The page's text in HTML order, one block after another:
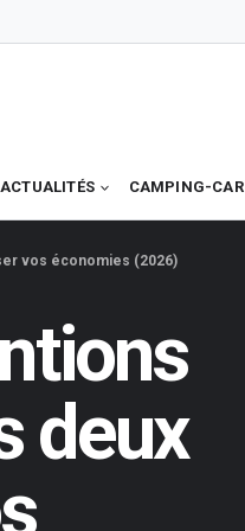
ACTUALITÉS CAMPING-CAR
vos économies (2026)
deux